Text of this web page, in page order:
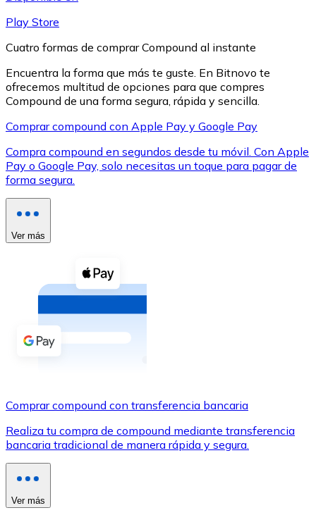
XRP
XRP
Ver todo
Compra criptomonedas con efectivo en tu tienda más
Comprar con efectivo
Transferencia SEPA
Utiliza tarjetas Visa y Mastercard para comprar
Comprar con tarjeta
Play Store
Cuatro formas de comprar Compound al instante
Encuentra la forma que más te guste. En Bitnovo te
ofrecemos multitud de opciones para que compres
Compound de una forma segura, rápida y sencilla.
Comprar compound con Apple Pay y Google Pay
Compra compound en segundos desde tu móvil. Con Apple
Pay o Google Pay, solo necesitas un toque para pagar de
forma segura.
Ver más
Comprar compound con transferencia bancaria
Realiza tu compra de compound mediante transferencia
bancaria tradicional de manera rápida y segura.
Ver más